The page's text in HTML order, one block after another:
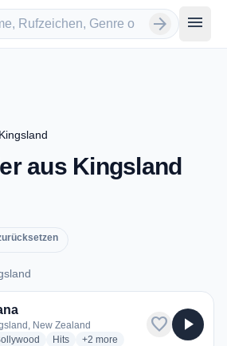
arrow_forward menu
Kingsland
aus Kingsland
New Zealand
stations radio stations
Hitsradio stations
+2 more genres for Radio Tarana
more
favorite play_arrow